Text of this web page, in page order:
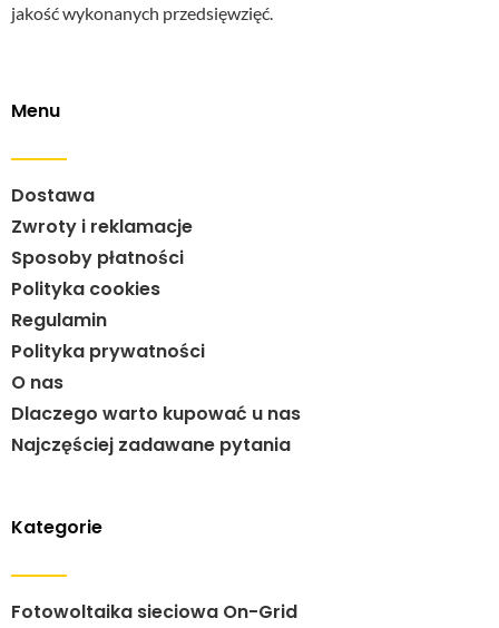
jakość wykonanych przedsięwzięć.
Menu
Dostawa
Zwroty i reklamacje
Sposoby płatności
Polityka cookies
Regulamin
Polityka prywatności
O nas
Dlaczego warto kupować u nas
Najczęściej zadawane pytania
Kategorie
Fotowoltaika sieciowa On-Grid